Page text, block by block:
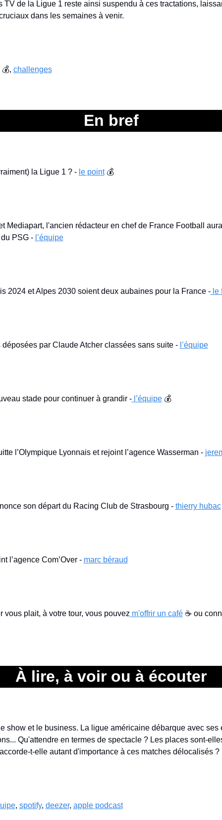
TV de la Ligue 1 reste ainsi suspendu à ces tractations,
dans les semaines à venir.
💰, challenges
En bref
la Ligue 1 ? - le point 💰
Mediapart, l'ancien rédacteur en chef de France Football
PSG - l’équipe
2024 et Alpes 2030 soient deux aubaines pour la France - le
par Claude Atcher classées sans suite - l’équipe
stade pour continuer à grandir - l’équipe 💰
l’Olympique Lyonnais et rejoint l’agence Wasserman -
son départ du Racing Club de Strasbourg - thierry hubac
l’agence Com’Over - marc béraud
vous plait, à votre tour, vous pouvez m'offrir un café ☕ ou
À lire, à voir ou à écouter
show et le business. La ligue américaine débarque avec ses
Qu'attendre en termes de spectacle ? Les places sont-
t-elle autant d'importance à ces matches délocalisés ?
, spotify, deezer, apple podcast